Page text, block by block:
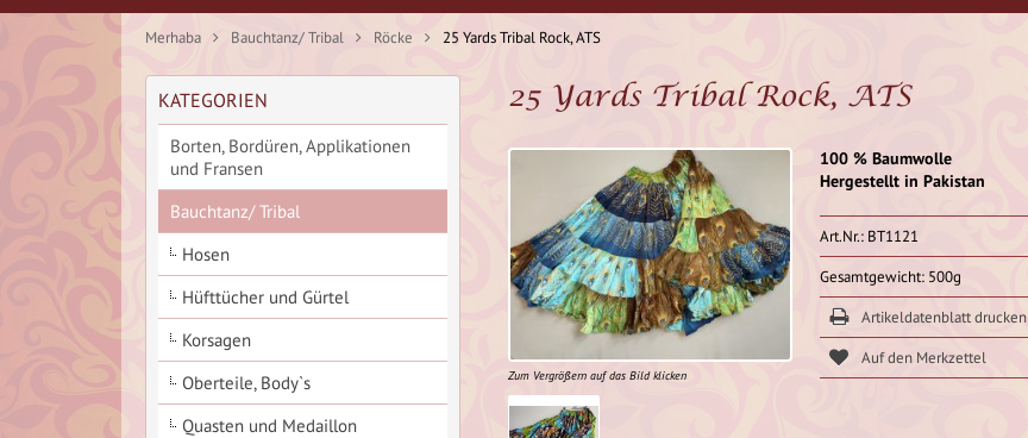
Merhaba Bauchtanz/ Tribal Röcke 25 Yards Tribal Rock, ATS
25 Yards Tribal Rock, ATS
Zum Vergrößern auf das Bild klicken
100 % Baumwolle
Hergestellt in Pakistan
Art.Nr.: BT1121
Gesamtgewicht: 500g
Artikeldatenblatt drucken
KATEGORIEN
Borten, Bordüren, Applikationen
und Fransen
Bauchtanz/ Tribal
Hosen
Hüfttücher und Gürtel
Korsagen
Oberteile, Body`s
Quasten und Medaillon